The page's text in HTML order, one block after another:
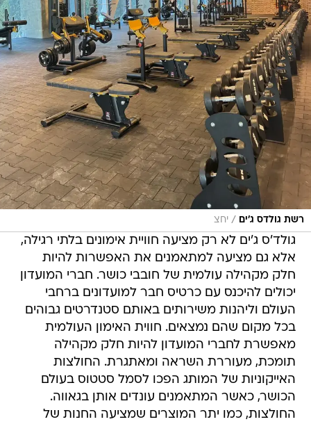
רשת גולדס ג'ים / יחצ
גולד'ס ג'ים לא רק מציעה חוויית אימונים בלתי רגילה,
אלא גם מציעה למתאמנים את האפשרות להיות
חלק מקהילה עולמית של חובבי כושר. חברי המועדון
יכולים להיכנס עם כרטיס חבר למועדונים ברחבי
העולם וליהנות משירותים באותם סטנדרטים גבוהים
בכל מקום שהם נמצאים. חווית האימון העולמית
מאפשרת לחברי המועדון להיות חלק מקהילה
תומכת, מעוררת השראה ומאתגרת. החולצות
האייקוניות של המותג הפכו לסמל סטטוס בעולם
הכושר, כאשר המתאמנים עונדים אותן בגאווה.
החולצות, כמו יתר המוצרים שמציעה החנות של